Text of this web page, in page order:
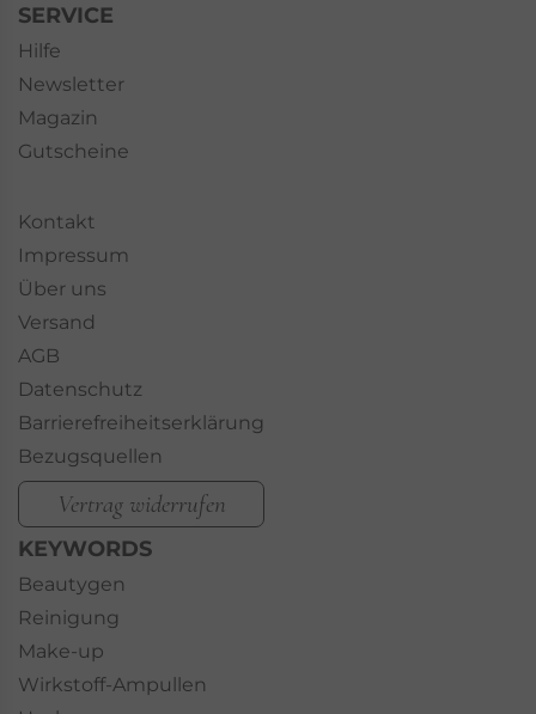
SERVICE
Hilfe
Newsletter
Magazin
Gutscheine
Kontakt
Impressum
Über uns
Versand
AGB
Datenschutz
Barrierefreiheitserklärung
Bezugsquellen
Vertrag widerrufen
KEYWORDS
Beautygen
Reinigung
Make-up
Wirkstoff-Ampullen